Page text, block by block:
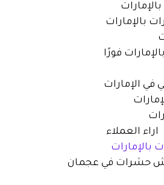
اراء العملاء
بالإمارات
حشرات في عجمان